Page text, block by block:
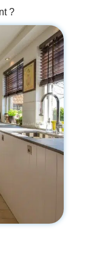
?